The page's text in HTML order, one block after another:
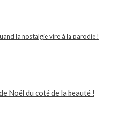
la nostalgie vire à la parodie !
Noël du coté de la beauté !